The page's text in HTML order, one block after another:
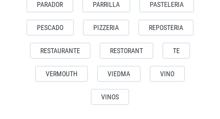
PARADOR PARRILLA PASTELERIA
PESCADO PIZZERIA REPOSTERIA
RESTAURANTE RESTORANT TE
VERMOUTH VIEDMA VINO
VINOS